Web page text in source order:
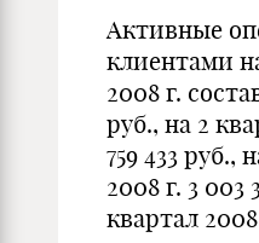
Активные
клиентами
2008 г.
руб., на 2
759 433 руб.,
2008 г. 3 003
квартал 2008